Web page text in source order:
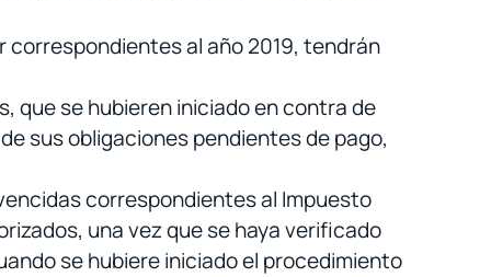
correspondientes al año 2019, tendrán
que se hubieren iniciado en contra de
sus obligaciones pendientes de pago,
correspondientes al Impuesto
una vez que se haya verificado
se hubiere iniciado el procedimiento